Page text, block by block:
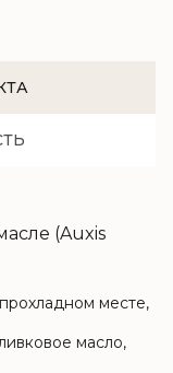
(Auxis
месте,
масло,